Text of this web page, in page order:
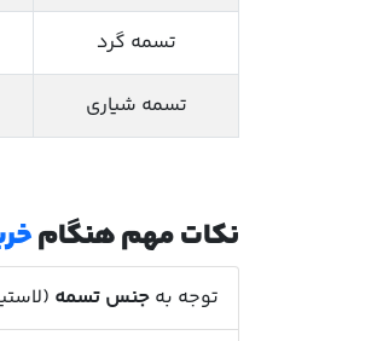
تسمه گرد
تسمه شیاری
نکات مهم هنگام
توجه به جنس تسمه